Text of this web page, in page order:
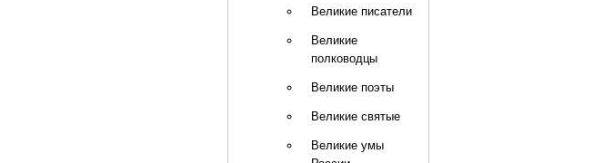
Великие писатели
Великие
полководцы
Великие поэты
Великие святые
Великие умы